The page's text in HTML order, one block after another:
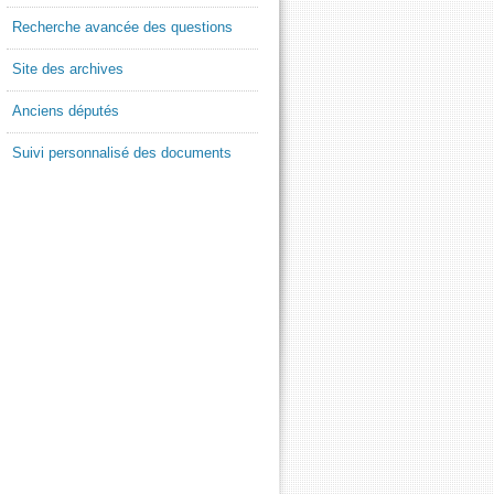
Recherche avancée des questions
Site des archives
Anciens députés
Suivi personnalisé des documents